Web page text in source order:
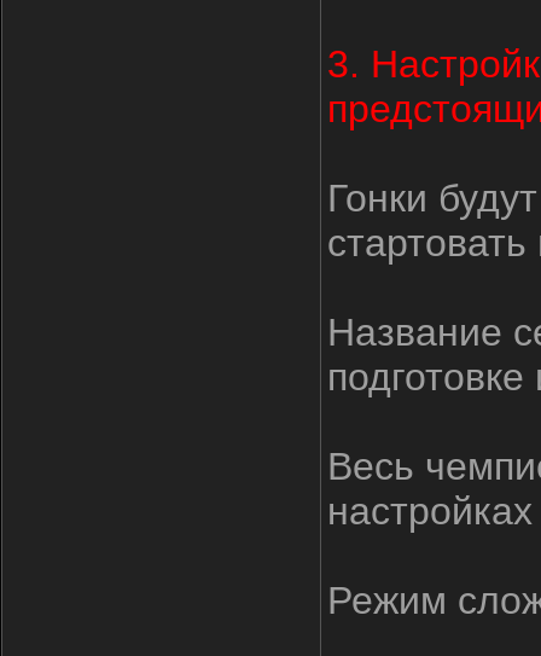
3.
Гонки
Название
Весь
Режим